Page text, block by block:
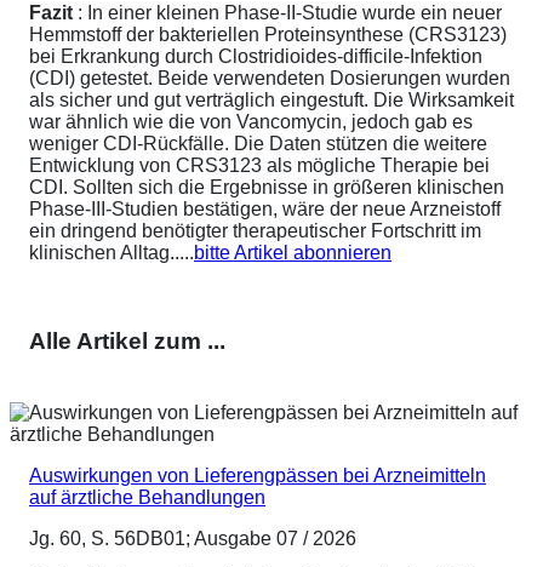
Fazit : In einer kleinen Phase-II-Studie wurde ein neuer
Hemmstoff der bakteriellen Proteinsynthese (CRS3123)
bei Erkrankung durch Clostridioides-difficile-Infektion
(CDI) getestet. Beide verwendeten Dosierungen wurden
als sicher und gut verträglich eingestuft. Die Wirksamkeit
war ähnlich wie die von Vancomycin, jedoch gab es
weniger CDI-Rückfälle. Die Daten stützen die weitere
Entwicklung von CRS3123 als mögliche Therapie bei
CDI. Sollten sich die Ergebnisse in größeren klinischen
Phase-III-Studien bestätigen, wäre der neue Arzneistoff
ein dringend benötigter therapeutischer Fortschritt im
klinischen Alltag.....bitte Artikel abonnieren
Alle Artikel zum ...
Auswirkungen von Lieferengpässen bei Arzneimitteln
auf ärztliche Behandlungen
Jg. 60, S. 56DB01; Ausgabe 07 / 2026